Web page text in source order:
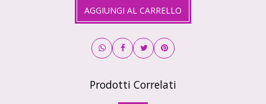
AGGIUNGI AL CARRELLO
Prodotti Correlati